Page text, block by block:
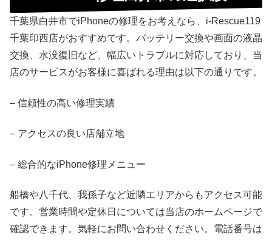
千葉県白井市でiPhoneの修理をお考えなら、i-Rescue119
千葉印西店がおすすめです。バッテリー交換や画面の液晶
交換、水没復旧など、幅広いトラブルに対応しており、当
店のサービスがお客様に喜ばれる理由は以下の通りです。
– 信頼性の高い修理実績
– アクセスの良い店舗立地
– 総合的なiPhone修理メニュー
船橋や八千代、我孫子など近隣エリアからもアクセス可能
です。営業時間や定休日については当店のホームページで
確認できます。気軽にお問い合わせください。電話番号は